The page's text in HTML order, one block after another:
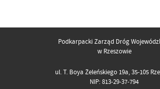
Podkarpacki Zarząd Dróg
w Rzeszowie
ul. T. Boya Żeleńskiego 19a, 35-105
NIP: 813-29-37-794